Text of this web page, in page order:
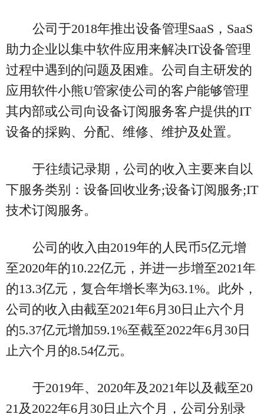
公司于2018年推出设备管理SaaS，SaaS
助力企业以集中软件应用来解决IT设备管理
过程中遇到的问题及困难。公司自主研发的
应用软件小熊U管家使公司的客户能够管理
其内部或公司向设备订阅服务客户提供的IT
设备的採购、分配、维修、维护及处置。
于往绩记录期，公司的收入主要来自以
下服务类别：设备回收业务;设备订阅服务;IT
技术订阅服务。
公司的收入由2019年的人民币5亿元增
至2020年的10.22亿元，并进一步增至2021年
的13.3亿元，复合年增长率为63.1%。此外，
公司的收入由截至2021年6月30日止六个月
的5.37亿元增加59.1%至截至2022年6月30日
止六个月的8.54亿元。
于2019年、2020年及2021年以及截至20
21及2022年6月30日止六个月，公司分别录